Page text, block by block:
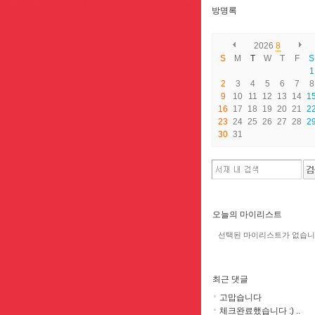
방명록
2026 8
S
M T W T F
S
1
2
3 4 5 6 7
8
9
10 11 12 13 14
16
17 18 19 20 21
22
23 24 25 26 27 28
30 31
오늘의 마이리스트
선택된 마이리스트가 없습니
최근 댓글
고맙습니다
체크완료했습니다 :) ..